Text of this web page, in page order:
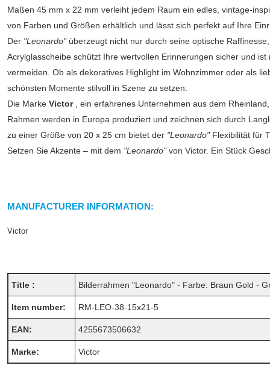
Maßen 45 mm x 22 mm verleiht jedem Raum ein edles, vintage-
von Farben und Größen erhältlich und lässt sich perfekt auf Ihre
Der "Leonardo"überzeugt nicht nur durch seine optische
Acrylglasscheibe schützt Ihre wertvollen Erinnerungen sicher und
vermeiden. Ob als dekoratives Highlight im Wohnzimmer oder als
schönsten Momente stilvoll in Szene zu setzen.
Die Marke Victor, ein erfahrenes Unternehmen aus dem
Rahmen werden in Europa produziert und zeichnen sich durch
zu einer Größe von 20 x 25 cm bietet der "Leonardo"Flexibilität für
Setzen Sie Akzente – mit dem "Leonardo"von Victor. Ein Stück
MANUFACTURER INFORMATION:
Victor
Title : Bilderrahmen "Leonardo" - Farbe: Braun Gold -
Item number: RM-LEO-38-15x21-5
EAN: 4255673506632
Marke: Victor